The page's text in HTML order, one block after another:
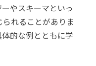
やスキーマといっ
れることがありま
的な例とともに学